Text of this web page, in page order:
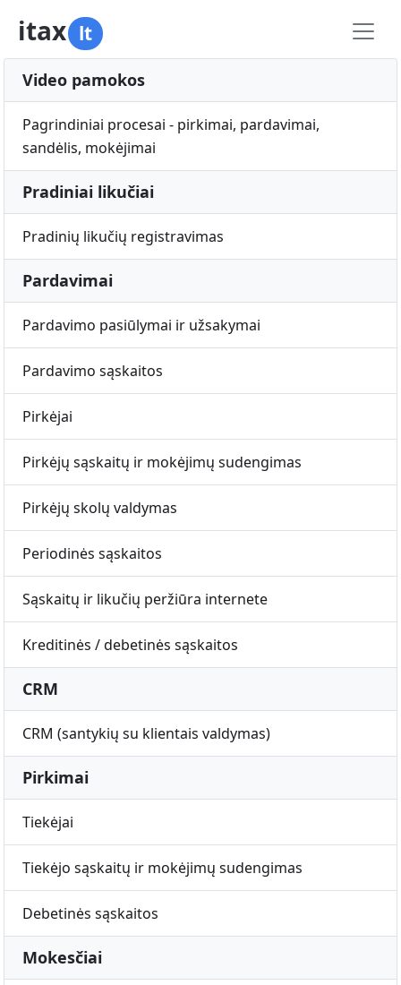
itax lt
Video pamokos
Pagrindiniai procesai - pirkimai, pardavimai,
sandėlis, mokėjimai
Pradiniai likučiai
Pradinių likučių registravimas
Pardavimai
Pardavimo pasiūlymai ir užsakymai
Pardavimo sąskaitos
Pirkėjai
Pirkėjų sąskaitų ir mokėjimų sudengimas
Pirkėjų skolų valdymas
Periodinės sąskaitos
Sąskaitų ir likučių peržiūra internete
Kreditinės / debetinės sąskaitos
CRM
CRM (santykių su klientais valdymas)
Pirkimai
Tiekėjai
Tiekėjo sąskaitų ir mokėjimų sudengimas
Debetinės sąskaitos
Mokesčiai